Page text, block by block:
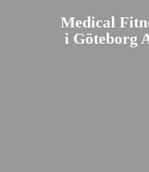
Medical
i Göteborg